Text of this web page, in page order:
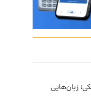
زبان‌هایی